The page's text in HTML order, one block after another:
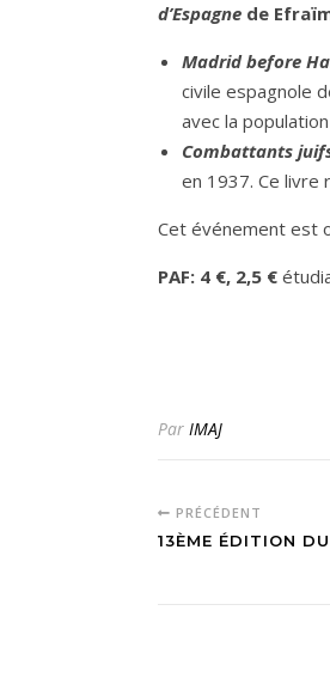
d’Espagne de
Madrid before
civile espagnole
avec la
Combattants
en 1937. Ce livre
Cet événement est
PAF: 4 €, 2,5 €
Par IMAJ
PRÉCÉDENT
13ÈME ÉDITION